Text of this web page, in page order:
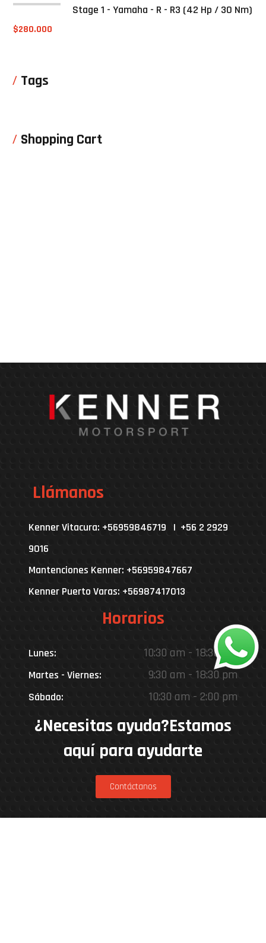
Stage 1 - Yamaha - R - R3 (42 Hp / 30 Nm)
$280.000
Tags
Shopping Cart
Llámanos
Kenner Vitacura: +56959846719 | +56 2 2929
9016
Mantenciones Kenner: +56959847667
Kenner Puerto Varas: +56987417013
Horarios
Lunes: 10:30 am - 18:30 pm
Martes - Viernes: 9:30 am - 18:30 pm
Sábado: 10:30 am - 2:00 pm
¿Necesitas ayuda?Estamos
aquí para ayudarte
Contáctanos